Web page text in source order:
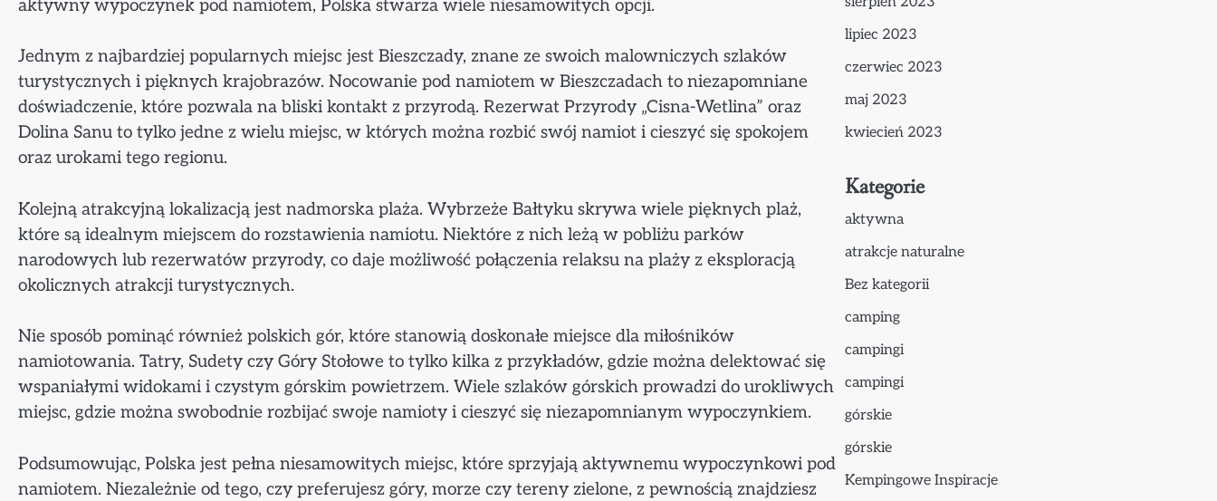
aktywny wypoczynek pod namiotem, Polska stwarza wiele niesamowitych opcji.
Jednym z najbardziej popularnych miejsc jest Bieszczady, znane ze swoich malowniczych szlaków
turystycznych i pięknych krajobrazów. Nocowanie pod namiotem w Bieszczadach to niezapomniane
doświadczenie, które pozwala na bliski kontakt z przyrodą. Rezerwat Przyrody „Cisna-Wetlina” oraz
Dolina Sanu to tylko jedne z wielu miejsc, w których można rozbić swój namiot i cieszyć się spokojem
oraz urokami tego regionu.
Kolejną atrakcyjną lokalizacją jest nadmorska plaża. Wybrzeże Bałtyku skrywa wiele pięknych plaż,
które są idealnym miejscem do rozstawienia namiotu. Niektóre z nich leżą w pobliżu parków
narodowych lub rezerwatów przyrody, co daje możliwość połączenia relaksu na plaży z eksploracją
okolicznych atrakcji turystycznych.
Nie sposób pominąć również polskich gór, które stanowią doskonałe miejsce dla miłośników
namiotowania. Tatry, Sudety czy Góry Stołowe to tylko kilka z przykładów, gdzie można delektować się
wspaniałymi widokami i czystym górskim powietrzem. Wiele szlaków górskich prowadzi do urokliwych
miejsc, gdzie można swobodnie rozbijać swoje namioty i cieszyć się niezapomnianym wypoczynkiem.
Podsumowując, Polska jest pełna niesamowitych miejsc, które sprzyjają aktywnemu wypoczynkowi pod
namiotem. Niezależnie od tego, czy preferujesz góry, morze czy tereny zielone, z pewnością znajdziesz
lipiec 2023
czerwiec 2023
maj 2023
kwiecień 2023
Kategorie
aktywna
atrakcje naturalne
Bez kategorii
camping
campingi
campingi
górskie
górskie
Kempingowe Inspiracje